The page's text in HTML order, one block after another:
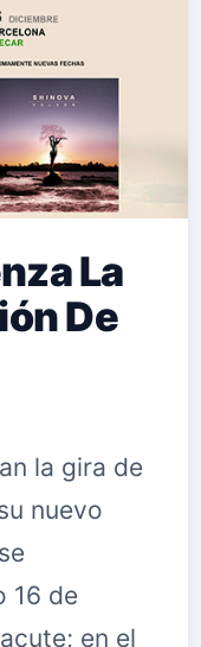
La
De
la gira de
nuevo
16 de
en el